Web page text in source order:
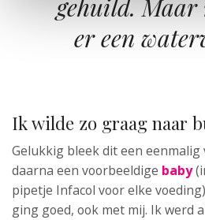
gehuild. Maar
er een
Ik wilde zo graag naar
Gelukkig bleek dit een eenmalig
daarna een voorbeeldige baby
pipetje Infacol voor elke
ging goed, ook met mij. Ik werd